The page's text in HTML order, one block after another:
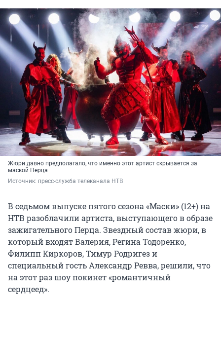
Жюри давно предполагало, что именно этот артист скрывается за
маской Перца
Источник: пресс-служба телеканала НТВ
В седьмом выпуске пятого сезона «Маски» (12+) на
НТВ разоблачили артиста, выступающего в образе
зажигательного Перца. Звездный состав жюри, в
который входят Валерия, Регина Тодоренко,
Филипп Киркоров, Тимур Родригез и
специальный гость Александр Ревва, решили, что
на этот раз шоу покинет «романтичный
сердцеед».